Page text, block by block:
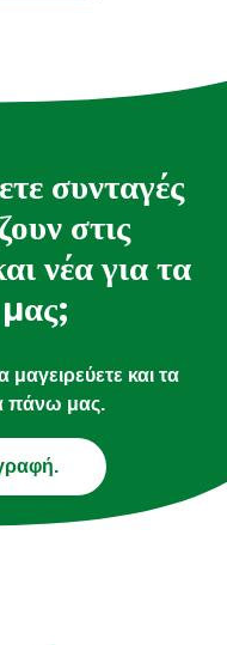
συνταγές
στις
νέα για τα
μαγειρεύετε και τα
πάνω μας.